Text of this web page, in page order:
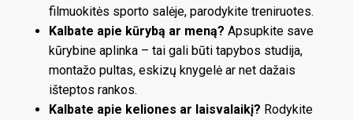
filmuokitės sporto salėje, parodykite treniruotes.
Kalbate apie kūrybą ar meną? Apsupkite save
kūrybine aplinka – tai gali būti tapybos studija,
montažo pultas, eskizų knygelė ar net dažais
išteptos rankos.
Kalbate apie keliones ar laisvalaikį? Rodykite